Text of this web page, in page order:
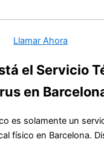
Llamar Ahora
el Servicio
en
es solamente un
físico en Barcelona.